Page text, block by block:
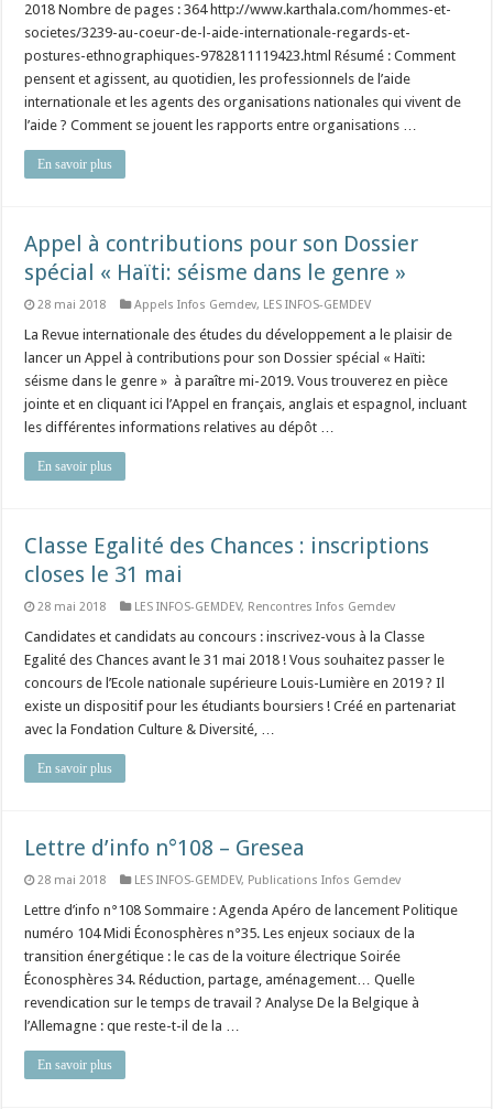
2018 Nombre de pages : 364 http://www.karthala.com/hommes-et-
societes/3239-au-coeur-de-l-aide-internationale-regards-et-
postures-ethnographiques-9782811119423.html Résumé : Comment
pensent et agissent, au quotidien, les professionnels de l’aide
internationale et les agents des organisations nationales qui vivent de
l’aide ? Comment se jouent les rapports entre organisations …
En savoir plus
Appel à contributions pour son Dossier
spécial « Haïti: séisme dans le genre »
28 mai 2018 Appels Infos Gemdev, LES INFOS-GEMDEV
La Revue internationale des études du développement a le plaisir de
lancer un Appel à contributions pour son Dossier spécial « Haïti:
séisme dans le genre » à paraître mi-2019. Vous trouverez en pièce
jointe et en cliquant ici l’Appel en français, anglais et espagnol, incluant
les différentes informations relatives au dépôt …
En savoir plus
Classe Egalité des Chances : inscriptions
closes le 31 mai
28 mai 2018 LES INFOS-GEMDEV, Rencontres Infos Gemdev
Candidates et candidats au concours : inscrivez-vous à la Classe
Egalité des Chances avant le 31 mai 2018 ! Vous souhaitez passer le
concours de l’Ecole nationale supérieure Louis-Lumière en 2019 ? Il
existe un dispositif pour les étudiants boursiers ! Créé en partenariat
avec la Fondation Culture & Diversité, …
En savoir plus
Lettre d’info n°108 – Gresea
28 mai 2018 LES INFOS-GEMDEV, Publications Infos Gemdev
Lettre d’info n°108 Sommaire : Agenda Apéro de lancement Politique
numéro 104 Midi Éconosphères n°35. Les enjeux sociaux de la
transition énergétique : le cas de la voiture électrique Soirée
Éconosphères 34. Réduction, partage, aménagement… Quelle
revendication sur le temps de travail ? Analyse De la Belgique à
l’Allemagne : que reste-t-il de la …
En savoir plus